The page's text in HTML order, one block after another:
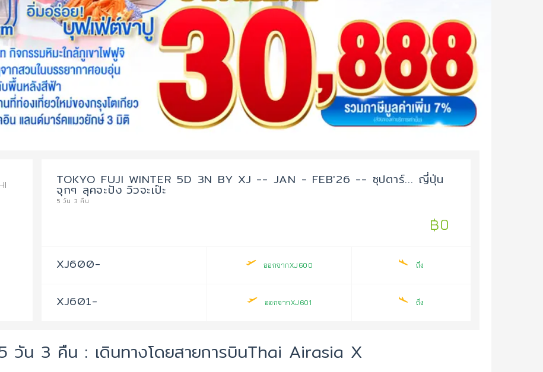
TOKYO FUJI WINTER 5D 3N BY XJ -- JAN - FEB'26 -- ซุปตาร์... ญี่ปุ่น
จุกๆ ลุคจะปัง วิวจะเป๊ะ
5 วัน 3 คืน
฿0
XJ600- ออกจากXJ600 ถึง
XJ601- ออกจากXJ601 ถึง
วัน 3 คืน : เดินทางโดยสายการบินThai Airasia X